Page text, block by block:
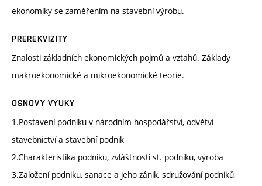
ekonomiky se zaměřením na stavební výrobu.
PREREKVIZITY
Znalosti základních ekonomických pojmů a vztahů. Základy
makroekonomické a mikroekonomické teorie.
OSNOVY VÝUKY
1.Postavení podniku v národním hospodářství, odvětví
stavebnictví a stavební podnik
2.Charakteristika podniku, zvláštnosti st. podniku, výroba
3.Založení podniku, sanace a jeho zánik, sdružování podniků,